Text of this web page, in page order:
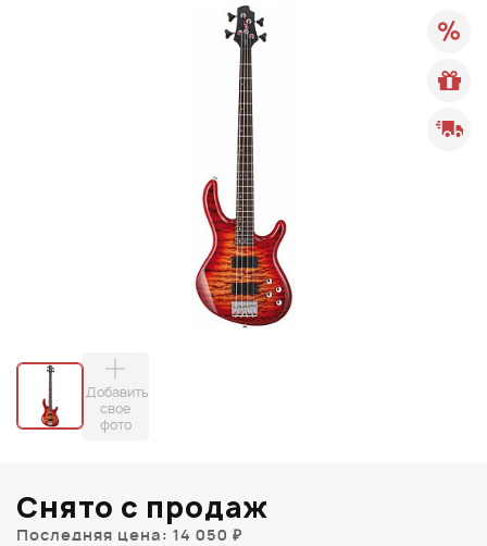
Добавить
свое
фото
Снято с продаж
Последняя цена: 14 050 ₽